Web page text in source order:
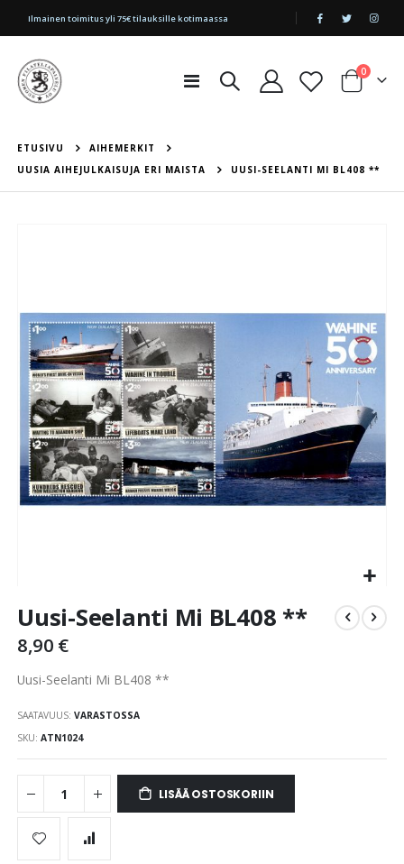
|
Ilmainen toimitus yli 75€ tilauksille kotimaassa
Toggle
Cart
0tuotetta
ETUSIVU
AIHEMERKIT
UUSIA AIHEJULKAISUJA ERI MAISTA
UUSI-SEELANTI MI BL408 **
the
images
gallery
to
beginning
the
images
Uusi-Seelanti Mi BL408 **
8,90 €
Uusi-Seelanti Mi BL408 **
SAATAVUUS: VARASTOSSA
SKU ATN1024
LISÄÄ OSTOSKORIIN